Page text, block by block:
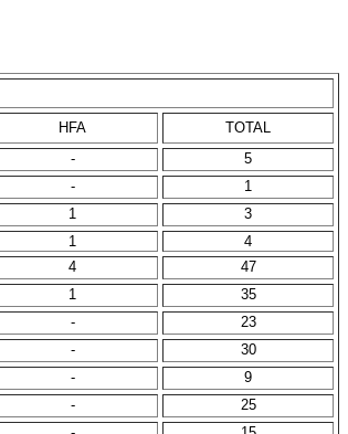
HFA
TOTAL
-
5
-
1
1
3
1
4
4
47
1
35
-
23
-
30
-
9
-
25